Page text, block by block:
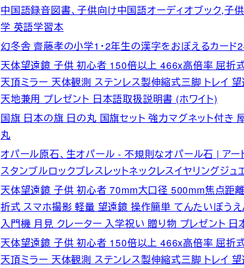
中国語録音図書、子供向け中国語オーディオブック,
学 英語学習本
幻冬舎 齋藤孝の小学1・2年生の漢字をおぼえるカード
天体望遠鏡 子供 初心者 150倍以上 466x高倍率 屈折
天頂ミラー 天体観測 ステンレス製伸縮式三脚 トレイ
天地兼用 プレゼント 日本語取扱説明書 (ホワイト)
国旗 日本の旗 日の丸 国旗セット 強力マグネット付き
丸
オパール原石、生オパール - 不規則なオパール石 | アー
スタンブルロックブレスレットネックレスイヤリングジュ
天体望遠鏡 子供 初心者 70mm大口径 500mm焦点距
折式 スマホ撮影 軽量 望遠鏡 操作簡単 てんたいぼう
入門機 月見 クレーター 入学祝い 贈り物 プレゼント 日
天体望遠鏡 子供 初心者 150倍以上 466x高倍率 屈折
天頂ミラー 天体観測 ステンレス製伸縮式三脚 トレイ